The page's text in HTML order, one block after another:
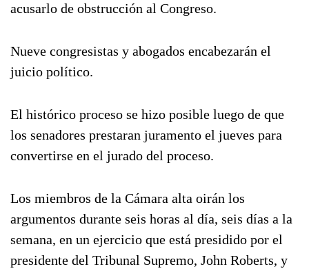
acusarlo de obstrucción al Congreso.
Nueve congresistas y abogados encabezarán el
juicio político.
El histórico proceso se hizo posible luego de que
los senadores prestaran juramento el jueves para
convertirse en el jurado del proceso.
Los miembros de la Cámara alta oirán los
argumentos durante seis horas al día, seis días a la
semana, en un ejercicio que está presidido por el
presidente del Tribunal Supremo, John Roberts, y